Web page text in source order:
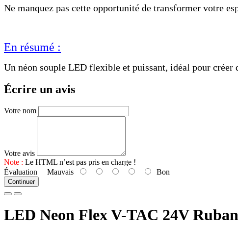
Ne manquez pas cette opportunité de transformer votre
En résumé :
Un néon souple LED flexible et puissant, idéal pour créer
Écrire un avis
Votre nom
Votre avis
Note : Le HTML n’est pas pris en charge !
Évaluation Mauvais Bon
Continuer
LED Neon Flex V-TAC 24V